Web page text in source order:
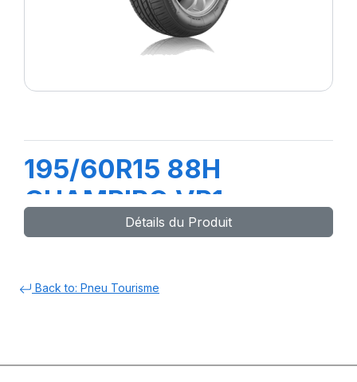
195/60R15 88H
CHAMPIRO VP1
Détails du Produit
Back to: Pneu Tourisme